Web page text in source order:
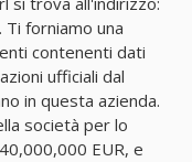
forniamo una
contenenti dati
ufficiali dal
in questa azienda.
società per lo
EUR, e